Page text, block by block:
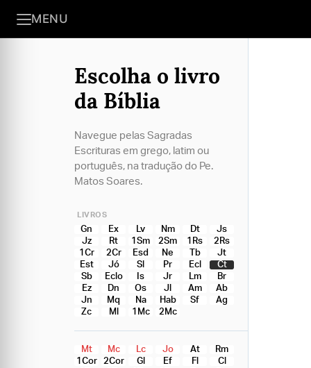
MENU
Escolha o livro
da Bíblia
Navegue pelas Sagradas
Escrituras em grego, latim ou
português, na tradução do Pe.
Matos Soares.
LIVROS
Gn Ex Lv Nm Dt
Js
Jz
Rt 1Sm 2Sm 1Rs
2Rs
1Cr
2Cr Esd Ne Tb
Jt
Est
Jó Sl Pr Ecl
Ct
Sb
Eclo Is Jr Lm
Br
Ez
Dn Os Jl Am
Ab
Jn
Mq Na Hab Sf
Ag
Zc
Ml 1Mc 2Mc
Mt Mc Lc Jo At
Rm
1Cor
2Cor Gl Ef Fl
Cl